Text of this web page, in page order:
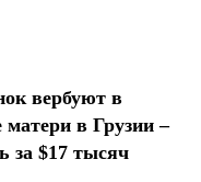
вербуют в
матери в Грузии –
за $17 тысяч